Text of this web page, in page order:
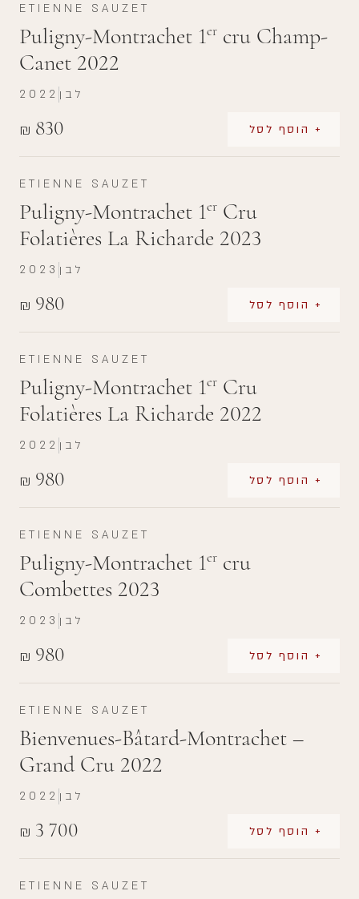
ETIENNE SAUZET
Puligny-Montrachet 1er cru Champ-
Canet 2022
₪ 830 + הוסף לסל
2022 לבן
ETIENNE SAUZET
Puligny-Montrachet 1er Cru
Folatières La Richarde 2023
₪ 980 + הוסף לסל
2023 לבן
ETIENNE SAUZET
Puligny-Montrachet 1er Cru
Folatières La Richarde 2022
₪ 980 + הוסף לסל
2022 לבן
ETIENNE SAUZET
Puligny-Montrachet 1er cru
Combettes 2023
₪ 980 + הוסף לסל
2023 לבן
ETIENNE SAUZET
Bienvenues-Bâtard-Montrachet –
Grand Cru 2022
₪ 3 700 + הוסף לסל
2022 לבן
ETIENNE SAUZET